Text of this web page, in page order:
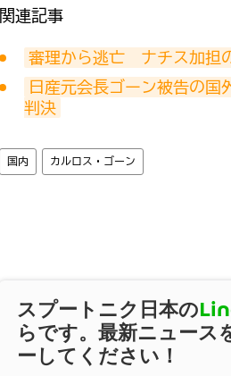
関連記事
審理から逃亡　ナチス加担
日産元会長ゴーン被告の国
判決
国内 カルロス・ゴーン
スプートニク日本の
らです。最新ニュース
ーしてください！